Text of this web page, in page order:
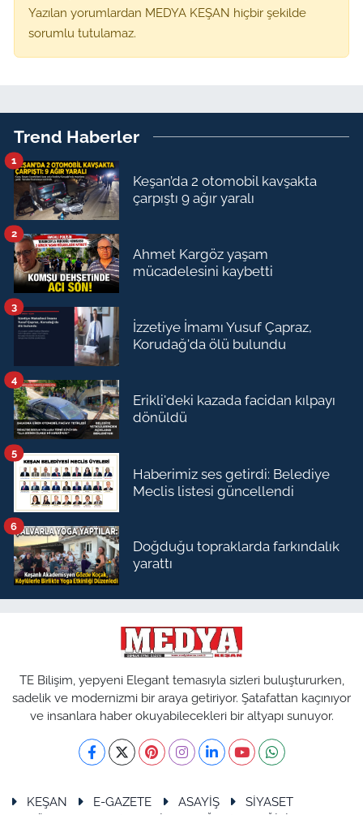
Yazılan yorumlardan MEDYA KEŞAN hiçbir şekilde
sorumlu tutulamaz.
Trend Haberler
Keşan’da 2 otomobil kavşakta
çarpıştı 9 ağır yaralı
1
Ahmet Kargöz yaşam
mücadelesini kaybetti
2
İzzetiye İmamı Yusuf Çapraz,
Korudağ'da ölü bulundu
3
Erikli'deki kazada facidan kılpayı
dönüldü
4
Haberimiz ses getirdi: Belediye
Meclis listesi güncellendi
5
Doğduğu topraklarda farkındalık
yarattı
6
TE Bilişim, yepyeni Elegant temasıyla sizleri buluştururken,
sadelik ve modernizmi bir araya getiriyor. Şatafattan kaçınıyor
ve insanlara haber okuyabilecekleri bir altyapı sunuyor.
KEŞAN E-GAZETE ASAYİŞ
SİYASET